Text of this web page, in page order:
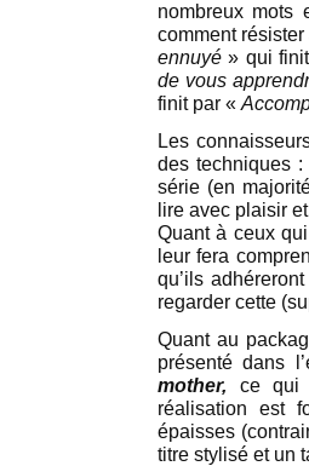
nombreux mots
comment
ennuyé » qui
de vous
finit par «
Les
des techniques
série (en
lire avec plaisir
Quant à ceux
leur fera
qu’ils
regarder cette
Quant au
présenté dans
mother, ce qui
réalisation est
épaisses
titre stylisé et un